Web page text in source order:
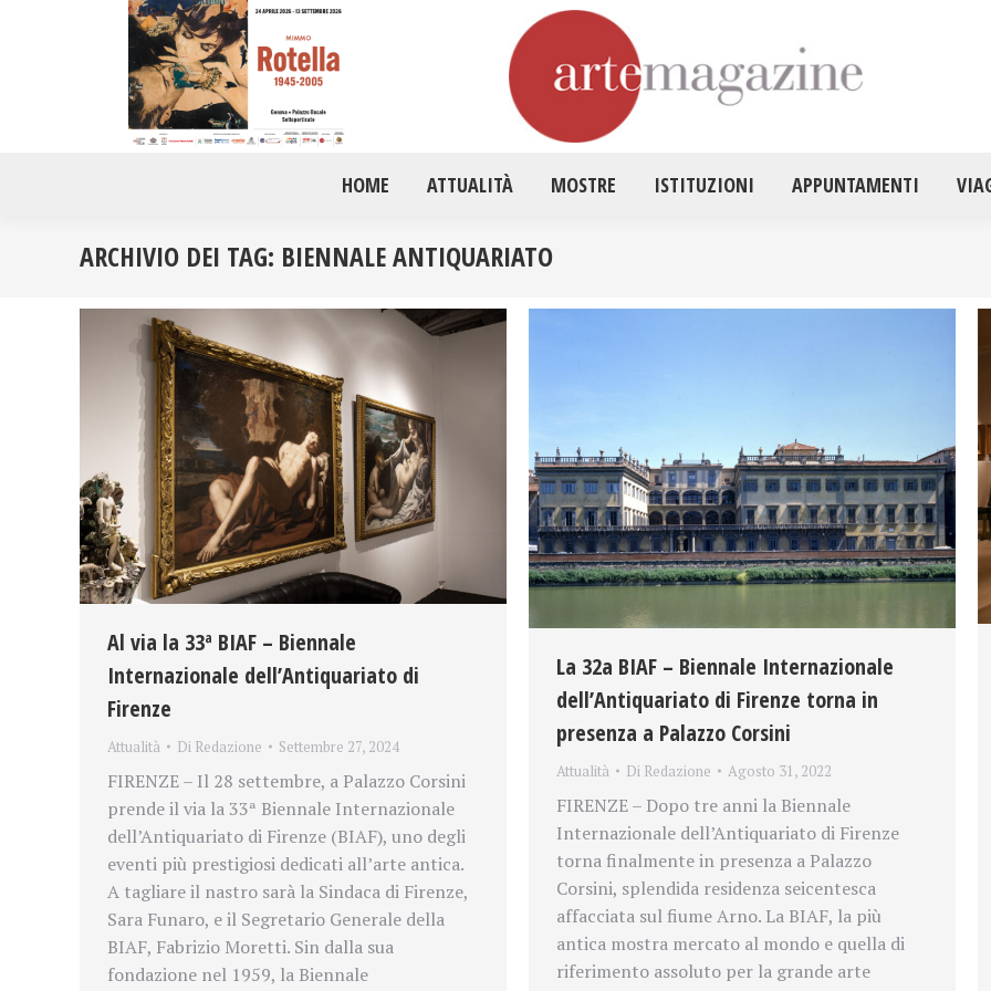
HOME ATTUALITÀ MOSTRE ISTITUZIONI APPUNTAMENTI
ARCHIVIO DEI TAG: BIENNALE ANTIQUARIATO
Al via la 33ª BIAF – Biennale
Internazionale dell’Antiquariato di
Firenze
Attualità Di Redazione Settembre 27, 2024
FIRENZE – Il 28 settembre, a Palazzo Corsini
prende il via la 33ª Biennale Internazionale
dell’Antiquariato di Firenze (BIAF), uno degli
eventi più prestigiosi dedicati all’arte antica.
A tagliare il nastro sarà la Sindaca di Firenze,
Sara Funaro, e il Segretario Generale della
BIAF, Fabrizio Moretti. Sin dalla sua
fondazione nel 1959, la Biennale
La 32a BIAF – Biennale Internazionale
dell’Antiquariato di Firenze torna in
presenza a Palazzo Corsini
Attualità Di Redazione Agosto 31, 2022
FIRENZE – Dopo tre anni la Biennale
Internazionale dell’Antiquariato di Firenze
torna finalmente in presenza a Palazzo
Corsini, splendida residenza seicentesca
affacciata sul fiume Arno. La BIAF, la più
antica mostra mercato al mondo e quella di
riferimento assoluto per la grande arte
HOME